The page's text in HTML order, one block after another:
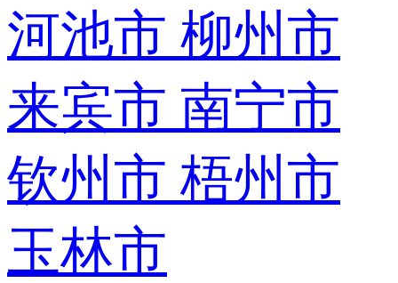
河池市 柳州市
来宾市 南宁市
钦州市 梧州市
玉林市